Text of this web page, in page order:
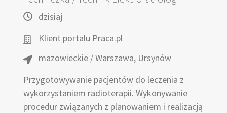
dzisiaj
Klient portalu Praca.pl
mazowieckie / Warszawa, Ursynów
Przygotowywanie pacjentów do leczenia z
wykorzystaniem radioterapii. Wykonywanie
procedur związanych z planowaniem i realizacją